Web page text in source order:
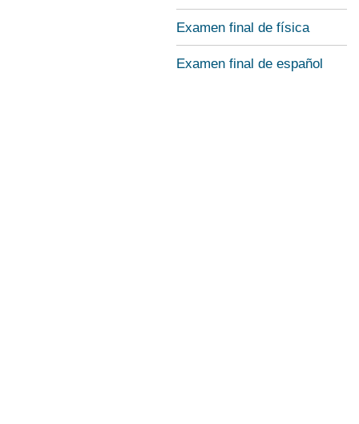
Examen final de física
Examen final de español